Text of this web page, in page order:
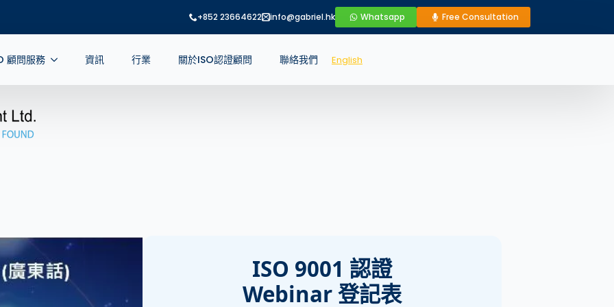
+852 23664622 info@gabriel.hk Whatsapp Free Consultation
顧問服務 資訊 行業 關於ISO認證顧問 聯絡我們 English
ISO 9001 認證
Webinar 登記表